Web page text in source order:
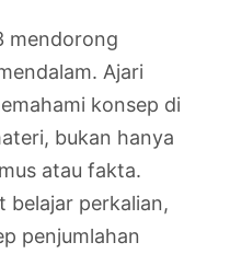
mendorong
Ajari
konsep di
bukan hanya
atau fakta.
belajar perkalian,
penjumlahan